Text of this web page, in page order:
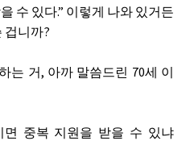
수 있다.” 이렇게 나와 있거든
겁니까?
는 거, 아까 말씀드린 70세 이
면 중복 지원을 받을 수 있냐